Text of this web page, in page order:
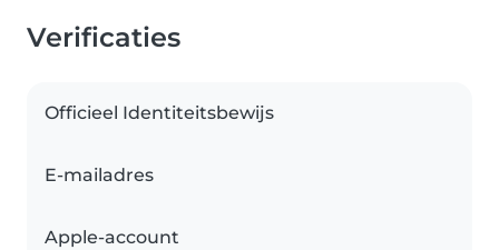
Verificaties
Officieel Identiteitsbewijs
E-mailadres
Apple-account